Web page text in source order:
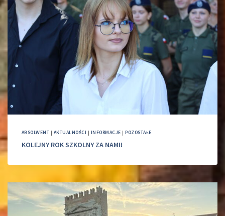
ABSOLWENT | AKTUALNOŚCI | INFORMACJE |POZOSTAŁE
KOLEJNY ROK SZKOLNY ZA NAMI!